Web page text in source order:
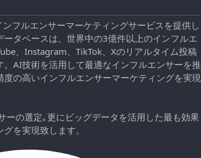
フルエンサーマーケティングサービスを提供し
タベースは、世界中の3億件以上のインフルエ
、Instagram、TikTok、Xのリアルタイム投稿
AI技術を活用して最適なインフルエンサーを推
の高いインフルエンサーマーケティングを実現
ーの選定｡更にビッグデータを活用した最も効果
を実現致します。